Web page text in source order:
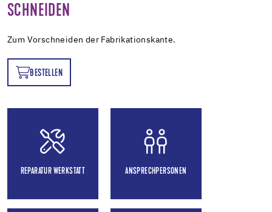
SCHNEIDEN
Zum Vorschneiden der Fabrikationskante.
BESTELLEN
REPARATUR WERKSTATT ANSPRECHPERSONEN